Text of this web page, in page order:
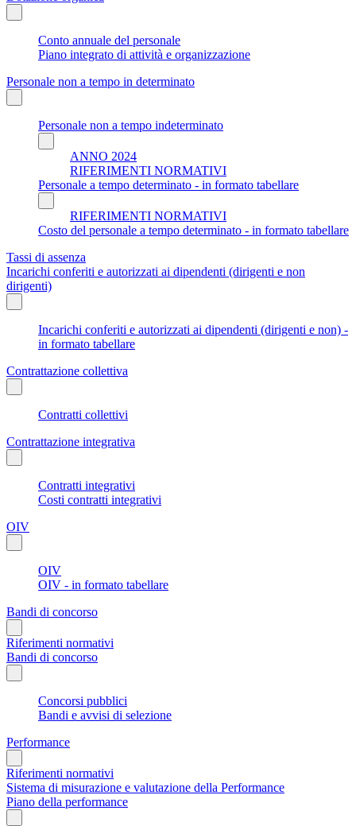
Conto annuale del personale
Piano integrato di attività e organizzazione
Personale non a tempo in determinato
Personale non a tempo indeterminato
ANNO 2024
RIFERIMENTI NORMATIVI
Personale a tempo determinato - in formato tabellare
RIFERIMENTI NORMATIVI
Costo del personale a tempo determinato - in formato tabellare
Tassi di assenza
Incarichi conferiti e autorizzati ai dipendenti (dirigenti e non
dirigenti)
Incarichi conferiti e autorizzati ai dipendenti (dirigenti e non) -
in formato tabellare
Contrattazione collettiva
Contratti collettivi
Contrattazione integrativa
Contratti integrativi
Costi contratti integrativi
OIV
OIV
OIV - in formato tabellare
Bandi di concorso
Riferimenti normativi
Bandi di concorso
Concorsi pubblici
Bandi e avvisi di selezione
Performance
Riferimenti normativi
Sistema di misurazione e valutazione della Performance
Piano della performance